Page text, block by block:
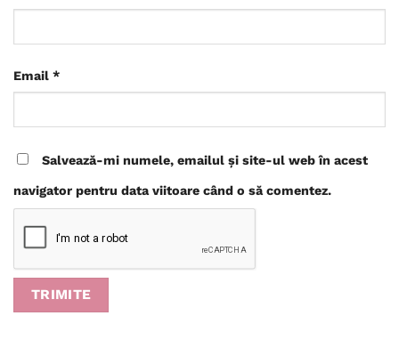
Email *
Salvează-mi numele, emailul și site-ul web în acest
navigator pentru data viitoare când o să comentez.